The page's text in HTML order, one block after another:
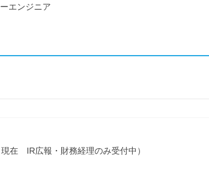
エンジニア
在 IR広報・財務経理のみ受付中）